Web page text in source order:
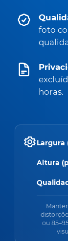
foto
horas.
Largura
Altura
ou